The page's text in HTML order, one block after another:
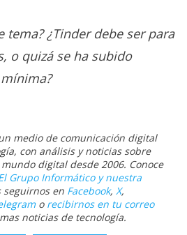
tema? ¿Tinder debe ser para
o quizá se ha subido
medio de comunicación digital
con análisis y noticias sobre
digital desde 2006. Conoce
Grupo Informático y nuestra
seguirnos en Facebook, X,
o recibirnos en tu correo
noticias de tecnología.